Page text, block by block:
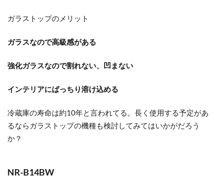
ガラストップのメリット
ガラスなので高級感がある
強化ガラスなので割れない、凹まない
インテリアにばっちり溶け込める
冷蔵庫の寿命は約10年と言われてる。長く使用する予定があ
るならガラストップの機種も検討してみてはいかがだろう
か？
NR-B14BW